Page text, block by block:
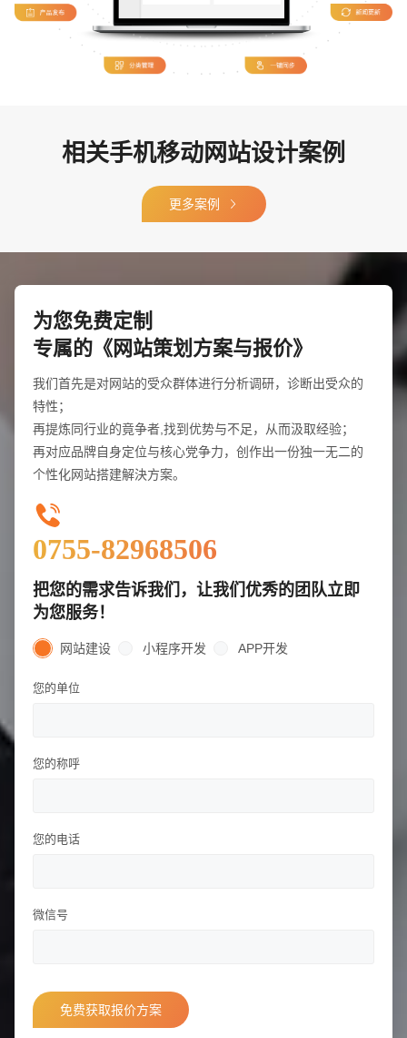
相关手机移动网站设计案例
更多案例
为您免费定制
专属的《网站策划方案与报价》
我们首先是对网站的受众群体进行分析调研，诊断出受众的
特性；
再提炼同行业的竟争者,找到优势与不足，从而汲取经验；
再对应品牌自身定位与核心党争力，创作出一份独一无二的
个性化网站搭建解決方案。
0755-82968506
把您的需求告诉我们，让我们优秀的团队立即
为您服务！
网站建设 小程序开发 APP开发
您的单位
您的称呼
您的电话
微信号